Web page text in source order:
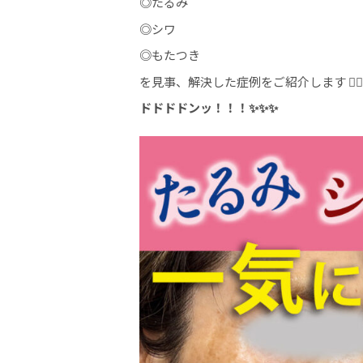
◎シワ
◎もたつき
を見事、解決した症例をご紹介します
ドドドドンッ！！！✨✨✨